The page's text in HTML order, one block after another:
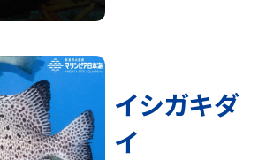
イシガキダ
イ